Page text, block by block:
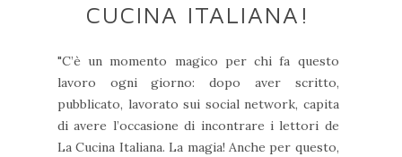
CUCINA ITALIANA!
"C’è un momento magico per chi fa questo
lavoro ogni giorno: dopo aver scritto,
pubblicato, lavorato sui social network, capita
di avere l’occasione di incontrare i lettori de
La Cucina Italiana. La magia! Anche per questo,